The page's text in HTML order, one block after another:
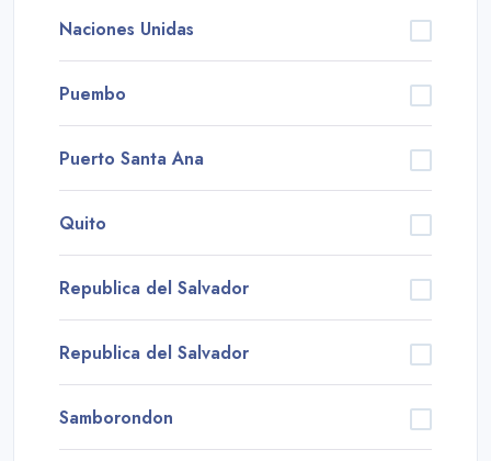
Naciones Unidas
Puembo
Puerto Santa Ana
Quito
Republica del Salvador
Republica del Salvador
Samborondon